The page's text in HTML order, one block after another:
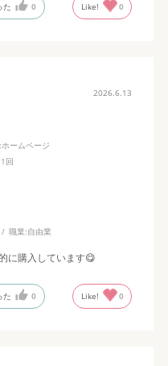
た 0 Like! 0
2026.6.13
ームページ
回
職業:自由業
に購入しています😋
た 0 Like! 0